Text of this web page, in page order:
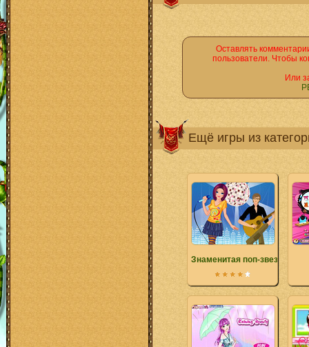
Оставлять
пользователи. Чтобы
Или
Ещё игры из
Знаменитая поп-звезда